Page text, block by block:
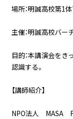
場所：明誠高校第1
主催：明誠高校バ
目的：本講演会を
認識する。
【講師紹介】
NPO法人 MASA